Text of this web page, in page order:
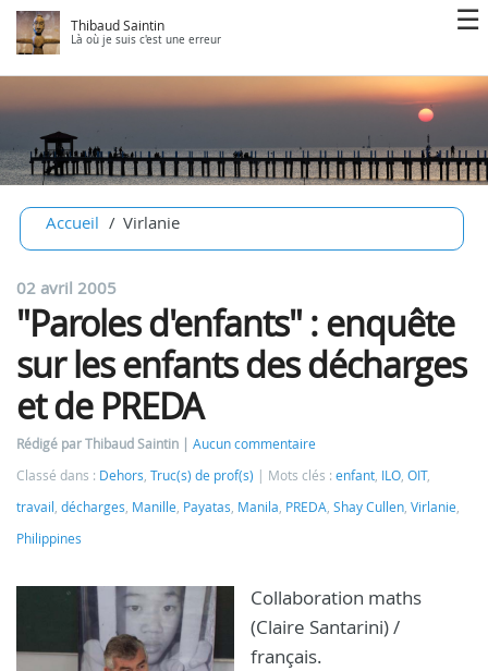
Thibaud Saintin
Là où je suis c'est une erreur
Accueil Virlanie
02 avril 2005
"Paroles d'enfants" : enquête
sur les enfants des décharges
et de PREDA
Rédigé par Thibaud Saintin
Aucun commentaire
Classé dans : Dehors, Truc(s) de prof(s) Mots clés : enfant, ILO, OIT,
travail , décharges, Manille, Payatas, Manila, PREDA, Shay Cullen, Virlanie,
Philippines
Collaboration maths
(Claire Santarini) /
français.